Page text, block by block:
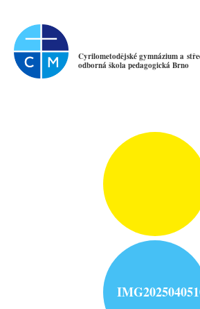
Cyrilometodějské gymnázium a
odborná škola pedagogická Brno